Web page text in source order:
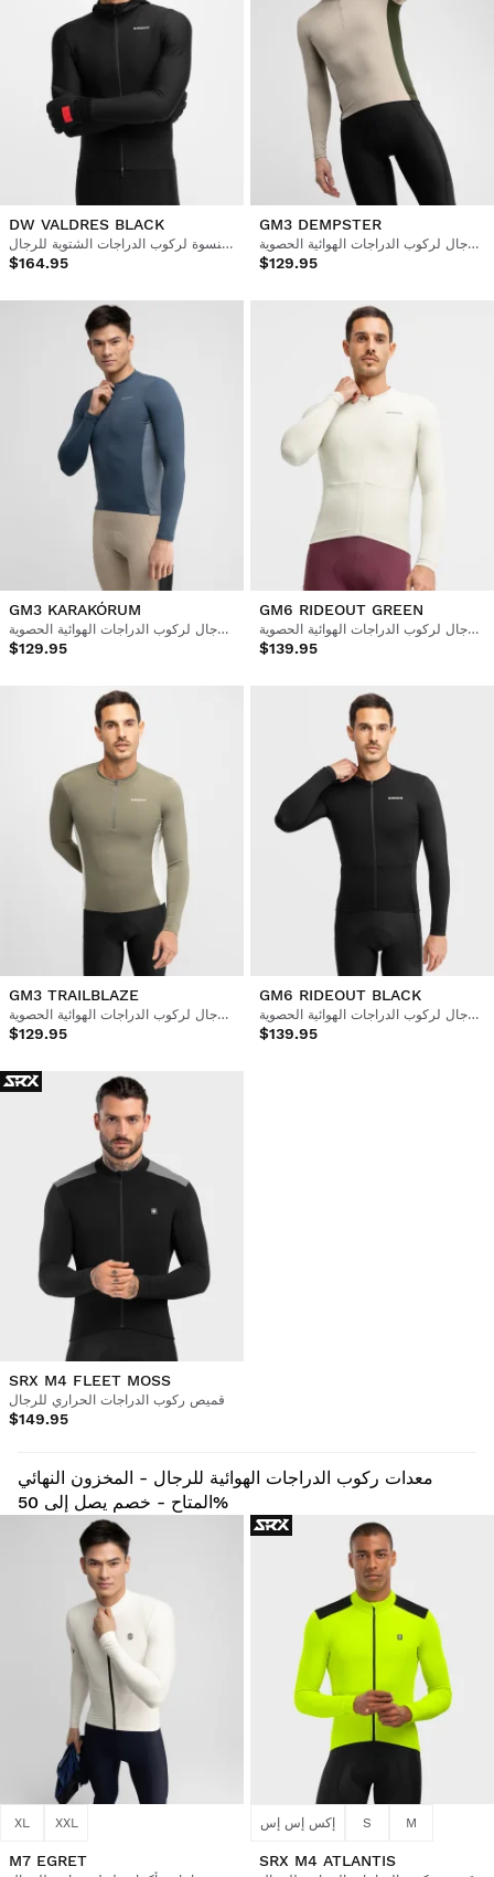
DW VALDRES BLACK
قميص حراري بقلنسوة لركوب الدراجات الشتوية للرجال
$164.95
GM3 DEMPSTER
قميص رجالي بأكمام طويلة للرجال لركوب الدراجات الهوائية الحصوية
$129.95
GM3 KARAKÓRUM
قميص رجالي بأكمام طويلة للرجال لركوب الدراجات الهوائية الحصوية
$129.95
GM6 RIDEOUT GREEN
قميص رجالي بأكمام طويلة للرجال لركوب الدراجات الهوائية الحصوية
$139.95
GM3 TRAILBLAZE
قميص رجالي بأكمام طويلة للرجال لركوب الدراجات الهوائية الحصوية
$129.95
GM6 RIDEOUT BLACK
قميص رجالي بأكمام طويلة للرجال لركوب الدراجات الهوائية الحصوية
$139.95
SRX M4 FLEET MOSS
قميص ركوب الدراجات الحراري للرجال
$149.95
معدات ركوب الدراجات الهوائية للرجال - المخزون النهائي
المتاح - خصم يصل إلى 50%
XL XXL
M7 EGRET
إكس إس إس S M
SRX M4 ATLANTIS